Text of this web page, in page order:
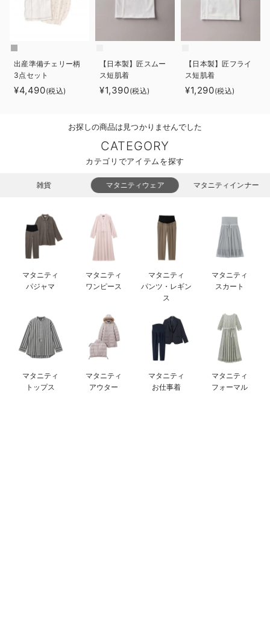
新生児スリーパー・ベビーパジャマ
ベビー 小物
赤ちゃん お風呂・ベビースキンケア
快適機能ウェア特集 ボトムス
安心の日本製。先輩ママが買ってよかった！本当に必要な出産準備品
買って正解！高評価レビューアイテム
親子コーデ｜ママとベビーにおすすめ！
Gift Selection 出産祝い
ロンパースはいつからいつまで使う？選ぶポイントも解説！
保育園・入園準備特集
デロンギ
入院準備の持ち物チェック
出産準備チェリー柄
3点セット
¥4,490(税込)
【日本製】匠スムー
ス短肌着
¥1,390(税込)
【日本製】匠フライ
ス短肌着
¥1,290(税込)
お探しの商品は見つかりませんでした
CATEGORY
カテゴリでアイテムを探す
雑貨 マタニティウェア マタニティインナー
マタニティ
パジャマ
マタニティ
ワンピース
マタニティ
パンツ・レギン
ス
マタニティ
スカート
マタニティ
トップス
マタニティ
アウター
マタニティ
お仕事着
マタニティ
フォーマル